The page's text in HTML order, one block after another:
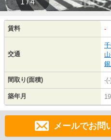
賃料 -
交通
間取り(面積) -
築年月
メールでお問